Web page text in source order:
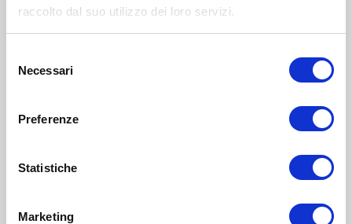
raccolto dal suo utilizzo dei loro servizi.
delNecessari
Preferenze
Statistiche
Marketing